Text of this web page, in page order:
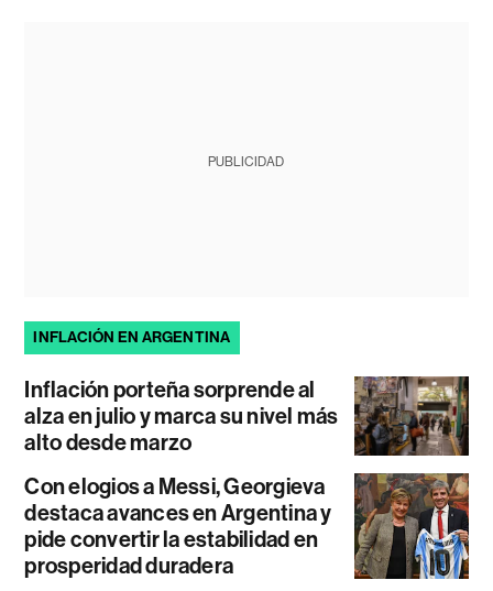
PUBLICIDAD
INFLACIÓN EN ARGENTINA
Inflación porteña sorprende al
alza en julio y marca su nivel más
alto desde marzo
Con elogios a Messi, Georgieva
destaca avances en Argentina y
pide convertir la estabilidad en
prosperidad duradera